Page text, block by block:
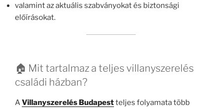
valamint az aktuális szabványokat és biztonsági
előírásokat.
🏠 Mit tartalmaz a teljes villanyszerelés
családi házban?
AVillanyszerelés Budapestteljes folyamata több